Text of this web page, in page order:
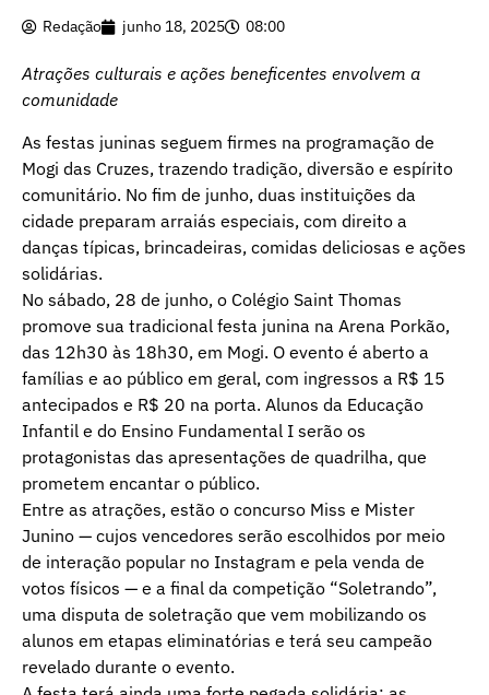
Redação junho 18, 2025 08:00
Atrações culturais e ações beneficentes envolvem a
comunidade
As festas juninas seguem firmes na programação de
Mogi das Cruzes, trazendo tradição, diversão e espírito
comunitário. No fim de junho, duas instituições da
cidade preparam arraiás especiais, com direito a
danças típicas, brincadeiras, comidas deliciosas e ações
solidárias.
No sábado, 28 de junho, o Colégio Saint Thomas
promove sua tradicional festa junina na Arena Porkão,
das 12h30 às 18h30, em Mogi. O evento é aberto a
famílias e ao público em geral, com ingressos a R$ 15
antecipados e R$ 20 na porta. Alunos da Educação
Infantil e do Ensino Fundamental I serão os
protagonistas das apresentações de quadrilha, que
prometem encantar o público.
Entre as atrações, estão o concurso Miss e Mister
Junino — cujos vencedores serão escolhidos por meio
de interação popular no Instagram e pela venda de
votos físicos — e a final da competição “Soletrando”,
uma disputa de soletração que vem mobilizando os
alunos em etapas eliminatórias e terá seu campeão
revelado durante o evento.